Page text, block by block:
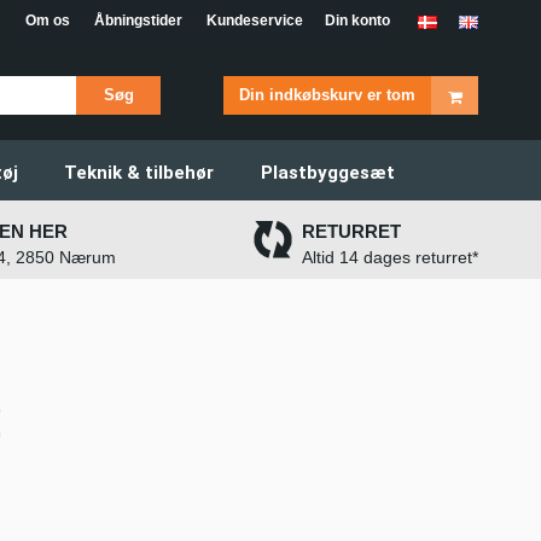
Om os Åbningstider Kundeservice Din konto
Søg Din indkøbskurv er tom
Teknik & tilbehør Plastbyggesæt
HER
2850 Nærum
RETURRET
Altid 14 dages returret*